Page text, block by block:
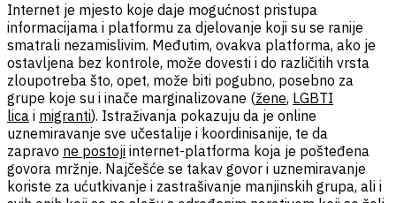
Internet je mjesto koje daje mogućnost pristupa
informacijama i platformu za djelovanje koji su se ranije
smatrali nezamislivim. Međutim, ovakva platforma, ako je
ostavljena bez kontrole, može dovesti i do različitih vrsta
zloupotreba što, opet, može biti pogubno, posebno za
grupe koje su i inače marginalizovane (žene, LGBTI
lica i migranti). Istraživanja pokazuju da je online
uznemiravanje sve učestalije i koordinisanije, te da
zapravo ne postoji internet-platforma koja je pošteđena
govora mržnje. Najčešće se takav govor i uznemiravanje
koriste za ućutkivanje i zastrašivanje manjinskih grupa, ali i